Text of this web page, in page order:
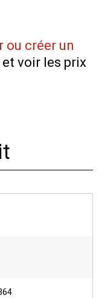
ou créer un
voir les prix